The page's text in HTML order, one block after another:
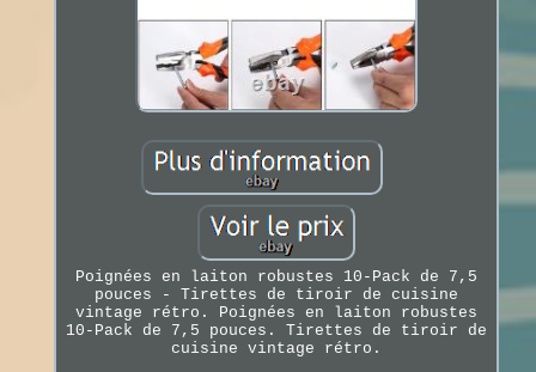
Poignées en laiton robustes 10-Pack de 7,5
pouces - Tirettes de tiroir de cuisine
vintage rétro. Poignées en laiton robustes
10-Pack de 7,5 pouces. Tirettes de tiroir de
cuisine vintage rétro.